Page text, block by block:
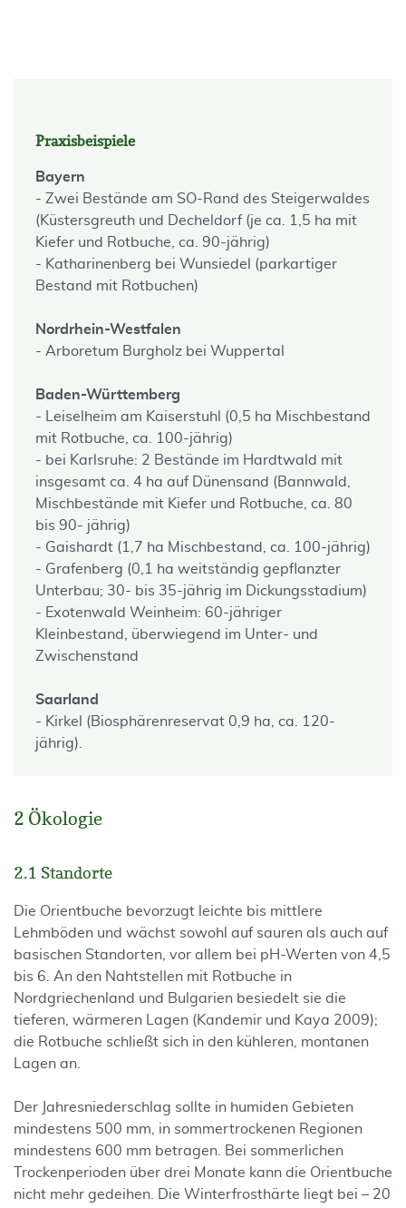
Praxisbeispiele
Bayern
- Zwei Bestände am SO-Rand des Steigerwaldes
(Küstersgreuth und Decheldorf (je ca. 1,5 ha mit
Kiefer und Rotbuche, ca. 90-jährig)
- Katharinenberg bei Wunsiedel (parkartiger
Bestand mit Rotbuchen)
Nordrhein-Westfalen
- Arboretum Burgholz bei Wuppertal
Baden-Württemberg
- Leiselheim am Kaiserstuhl (0,5 ha Mischbestand
mit Rotbuche, ca. 100-jährig)
- bei Karlsruhe: 2 Bestände im Hardtwald mit
insgesamt ca. 4 ha auf Dünensand (Bannwald,
Mischbestände mit Kiefer und Rotbuche, ca. 80
bis 90- jährig)
- Gaishardt (1,7 ha Mischbestand, ca. 100-jährig)
- Grafenberg (0,1 ha weitständig gepflanzter
Unterbau; 30- bis 35-jährig im Dickungsstadium)
- Exotenwald Weinheim: 60-jähriger
Kleinbestand, überwiegend im Unter- und
Zwischenstand
Saarland
- Kirkel (Biosphärenreservat 0,9 ha, ca. 120-
jährig).
2 Ökologie
2.1 Standorte
Die Orientbuche bevorzugt leichte bis mittlere
Lehmböden und wächst sowohl auf sauren als auch auf
basischen Standorten, vor allem bei pH-Werten von 4,5
bis 6. An den Nahtstellen mit Rotbuche in
Nordgriechenland und Bulgarien besiedelt sie die
tieferen, wärmeren Lagen (Kandemir und Kaya 2009);
die Rotbuche schließt sich in den kühleren, montanen
Lagen an.
Der Jahresniederschlag sollte in humiden Gebieten
mindestens 500 mm, in sommertrockenen Regionen
mindestens 600 mm betragen. Bei sommerlichen
Trockenperioden über drei Monate kann die Orientbuche
nicht mehr gedeihen. Die Winterfrosthärte liegt bei – 20